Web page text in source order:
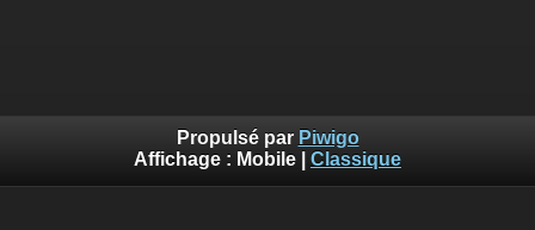
Propulsé par Piwigo
Affichage : Mobile Classique